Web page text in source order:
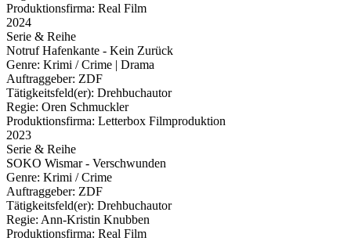
Produktionsfirma: Real Film
2024
Serie & Reihe
Notruf Hafenkante - Kein Zurück
Genre: Krimi / Crime | Drama
Auftraggeber: ZDF
Tätigkeitsfeld(er): Drehbuchautor
Regie: Oren Schmuckler
Produktionsfirma: Letterbox Filmproduktion
2023
Serie & Reihe
SOKO Wismar - Verschwunden
Genre: Krimi / Crime
Auftraggeber: ZDF
Tätigkeitsfeld(er): Drehbuchautor
Regie: Ann-Kristin Knubben
Produktionsfirma: Real Film